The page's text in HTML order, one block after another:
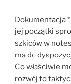
Dokumentacja
jej początki
szkiców w
ma do
Co właściwie
rozwój to